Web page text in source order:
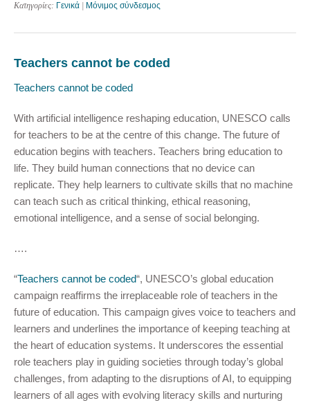
Κατηγορίες: Γενικά Μόνιμος σύνδεσμος
Teachers cannot be coded
Teachers cannot be coded
With artificial intelligence reshaping education, UNESCO calls
for teachers to be at the centre of this change. The future of
education begins with teachers. Teachers bring education to
life. They build human connections that no device can
replicate. They help learners to cultivate skills that no machine
can teach such as critical thinking, ethical reasoning,
emotional intelligence, and a sense of social belonging.
….
“Teachers cannot be coded“, UNESCO’s global education
campaign reaffirms the irreplaceable role of teachers in the
future of education. This campaign gives voice to teachers and
learners and underlines the importance of keeping teaching at
the heart of education systems. It underscores the essential
role teachers play in guiding societies through today’s global
challenges, from adapting to the disruptions of AI, to equipping
learners of all ages with evolving literacy skills and nurturing